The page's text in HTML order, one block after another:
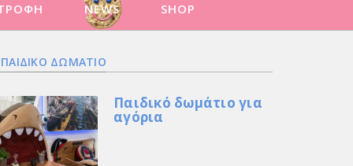
NEWS SHOP
ΠΑΙΔΙΚΟ ΔΩΜΑΤΙΟ
Παιδικό δωμάτιο για
αγόρια